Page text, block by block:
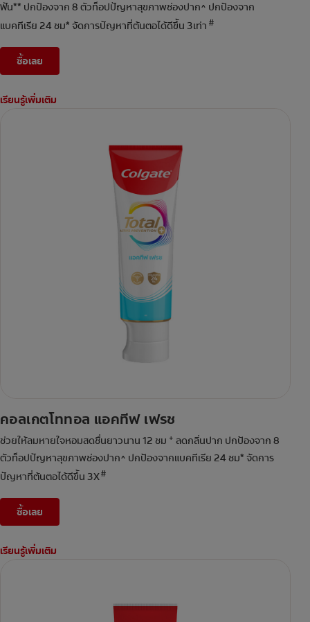
ฟัน** ปกป้องจาก 8 ตัวท็อปปัญหาสุขภาพช่องปาก^ ปกป้องจาก
แบคทีเรีย 24 ชม* จัดการปัญหาที่ต้นตอได้ดีขึ้น 3เท่า #
ซื้อเลย
เรียนรู้เพิ่มเติม
คอลเกตโททอล แอคทีฟ เฟรช
ช่วยให้ลมหายใจหอมสดชื่นยาวนาน 12 ชม + ลดกลิ่นปาก ปกป้องจาก 8
ตัวท็อปปัญหาสุขภาพช่องปาก^ ปกป้องจากแบคทีเรีย 24 ชม* จัดการ
ปัญหาที่ต้นตอได้ดีขึ้น 3X#
ซื้อเลย
เรียนรู้เพิ่มเติม